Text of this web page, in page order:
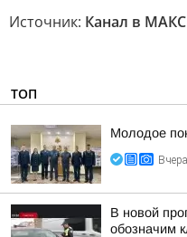
Источник: Канал в
ТОП
Молодое
В новой
обозначим